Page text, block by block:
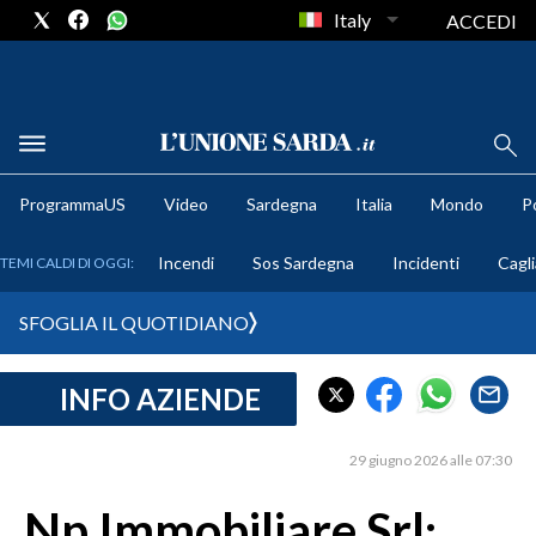
METEO
CRONACA SARDEGNA
SULCIS IGLESIENTE
Italy ACCEDI
ProgrammaUS Video Sardegna Italia Mondo
TEMI CALDI DI OGGI: Incendi Sos Sardegna Incidenti
SFOGLIA IL QUOTIDIANO
INFO AZIENDE
29 giugno 2026 alle 07:30